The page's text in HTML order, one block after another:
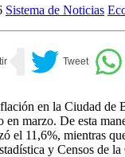
Sistema de Noticias
en la Ciudad de
en marzo. De esta
el 11,6%, mientras
y Censos de la